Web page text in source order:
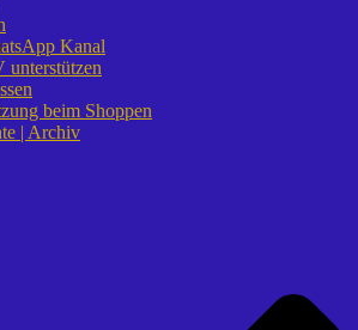
Kanal
unterstützen
beim Shoppen
| Archiv